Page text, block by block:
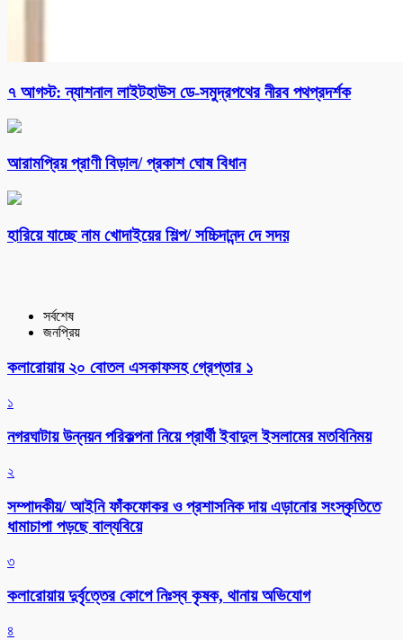
৭ আগস্ট: ন্যাশনাল লাইটহাউস ডে-সমুদ্রপথের নীরব পথপ্রদর্শক
আরামপ্রিয় প্রাণী বিড়াল/ প্রকাশ ঘোষ বিধান
হারিয়ে যাচ্ছে নাম খোদাইয়ের শিল্প/ সচ্চিদানন্দ দে সদয়
সর্বশেষ
জনপ্রিয়
কলারোয়ায় ২০ বোতল এসকাফসহ গ্রেপ্তার ১
১
নগরঘাটায় উন্নয়ন পরিকল্পনা নিয়ে প্রার্থী ইবাদুল ইসলামের মতবিনিময়
২
সম্পাদকীয়/ আইনি ফাঁকফোকর ও প্রশাসনিক দায় এড়ানোর সংস্কৃতিতে
ধামাচাপা পড়ছে বাল্যবিয়ে
৩
কলারোয়ায় দুর্বৃত্তের কোপে নিঃস্ব কৃষক, থানায় অভিযোগ
৪